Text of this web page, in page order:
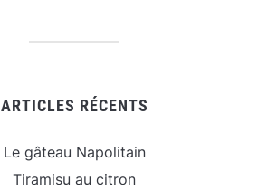
ARTICLES RÉCENTS
Le gâteau Napolitain
Tiramisu au citron